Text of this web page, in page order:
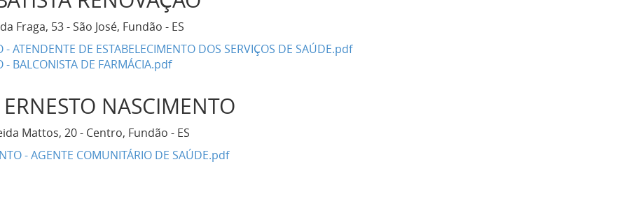
Fraga, 53 - São José, Fundão - ES
- ATENDENTE DE ESTABELECIMENTO DOS SERVIÇOS DE SAÚDE.pdf
- BALCONISTA DE FARMÁCIA.pdf
NASCIMENTO
Mattos, 20 - Centro, Fundão - ES
- AGENTE COMUNITÁRIO DE SAÚDE.pdf